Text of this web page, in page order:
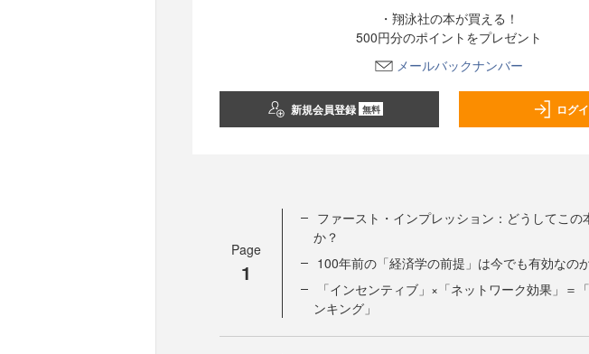
・翔泳社の本が買える！
500円分のポイントをプレゼント
メールバックナンバー
新規会員登録 無料 ログ
Page
1
ファースト・インプレッション：どうしてこの
か？
100年前の「経済学の前提」は今でも有効なの
「インセンティブ」×「ネットワーク効果」＝
ンキング」